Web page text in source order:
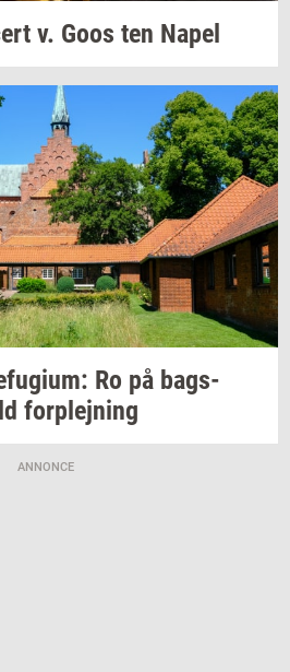
v. Goos ten Napel
Ro på bags­
for­plej­ning
ANNONCE